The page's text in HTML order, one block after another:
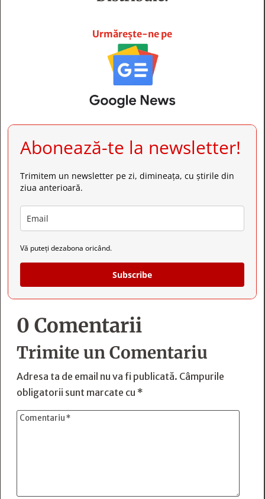
Urmărește-ne pe
Abonează-te la newsletter!
Trimitem un newsletter pe zi, dimineața, cu știrile din
ziua anterioară.
Vă puteți dezabona oricând.
Subscribe
0 Comentarii
Trimite un Comentariu
Adresa ta de email nu va fi publicată. Câmpurile
obligatorii sunt marcate cu *